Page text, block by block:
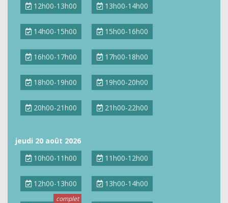
12h00-13h00 13h00-14h00
14h00-15h00 15h00-16h00
16h00-17h00 17h00-18h00
18h00-19h00 19h00-20h00
20h00-21h00 21h00-22h00
jeudi 20 août 2026
10h00-11h00
11h00-12h00
12h00-13h00 13h00-14h00